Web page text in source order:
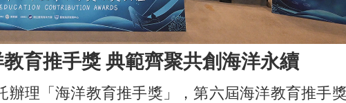
育推手獎 典範齊聚共創海洋永續
理「海洋教育推手獎」，第六屆海洋教育推手